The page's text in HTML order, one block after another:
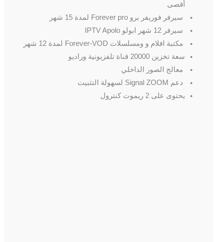
أقصى
سيرفر فوريفر برو Forever pro لمدة 15 شهر
سيرفر 12 شهر ابولو IPTV Apolo
مكتبة افلام و ومسلسلات Forever-VOD لمدة 12 شهر
سعة تخزين 20000 قناة تلفزيونية وراديو
معالج الصور الداخلي
دعم Signal ZOOM لسهولة التثبيت
يحتوى على 2 ريموت كنترول